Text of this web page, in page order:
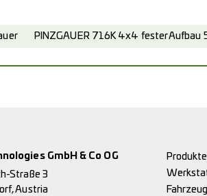
PINZGAUER 716K 4x4 fester Aufbau
GmbH & Co OG
Straße 3
Austria